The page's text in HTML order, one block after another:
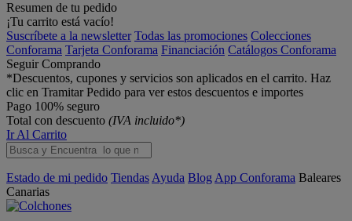
Resumen de tu pedido
¡Tu carrito está vacío!
Suscríbete a la newsletter Todas las promociones Colecciones
Conforama Tarjeta Conforama Financiación Catálogos Conforama
Seguir Comprando
*Descuentos, cupones y servicios son aplicados en el carrito. Haz
clic en Tramitar Pedido para ver estos descuentos e importes
Pago 100% seguro
Total con descuento (IVA incluido*)
Ir Al Carrito
Estado de mi pedido Tiendas Ayuda Blog App Conforama Baleares
Canarias